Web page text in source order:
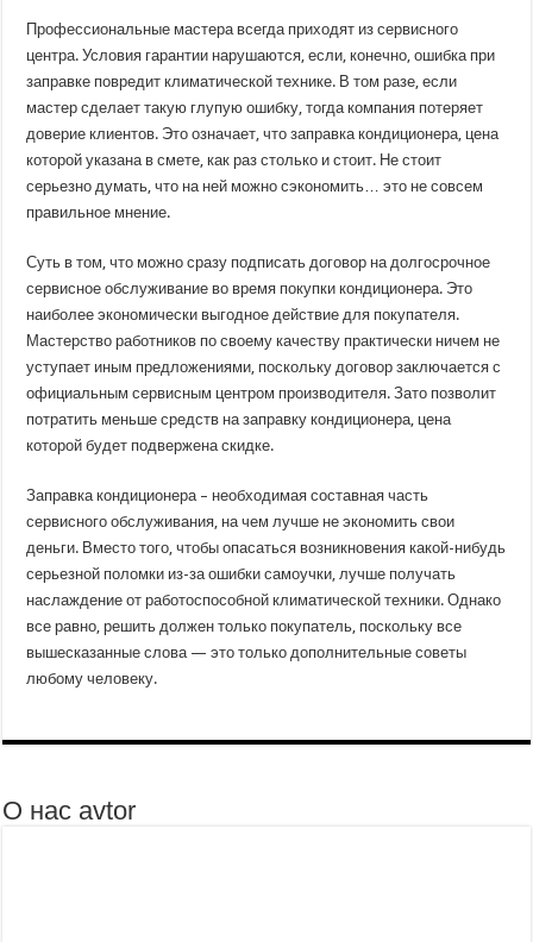
Профессиональные мастера всегда приходят из сервисного
центра. Условия гарантии нарушаются, если, конечно, ошибка при
заправке повредит климатической технике. В том разе, если
мастер сделает такую глупую ошибку, тогда компания потеряет
доверие клиентов. Это означает, что заправка кондиционера, цена
которой указана в смете, как раз столько и стоит. Не стоит
серьезно думать, что на ней можно сэкономить… это не совсем
правильное мнение.
Суть в том, что можно сразу подписать договор на долгосрочное
сервисное обслуживание во время покупки кондиционера. Это
наиболее экономически выгодное действие для покупателя.
Мастерство работников по своему качеству практически ничем не
уступает иным предложениями, поскольку договор заключается с
официальным сервисным центром производителя. Зато позволит
потратить меньше средств на заправку кондиционера, цена
которой будет подвержена скидке.
Заправка кондиционера – необходимая составная часть
сервисного обслуживания, на чем лучше не экономить свои
деньги. Вместо того, чтобы опасаться возникновения какой-нибудь
серьезной поломки из-за ошибки самоучки, лучше получать
наслаждение от работоспособной климатической техники. Однако
все равно, решить должен только покупатель, поскольку все
вышесказанные слова — это только дополнительные советы
любому человеку.
О нас avtor